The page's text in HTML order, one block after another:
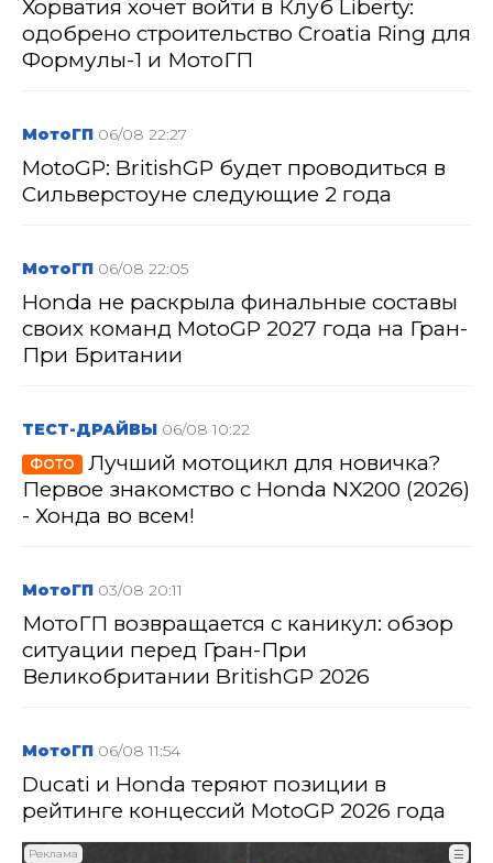
Хорватия хочет войти в Клуб Liberty:
одобрено строительство Croatia Ring для
Формулы-1 и МотоГП
МотоГП 06/08 22:27
MotoGP: BritishGP будет проводиться в
Сильверстоуне следующие 2 года
МотоГП 06/08 22:05
Honda не раскрыла финальные составы
своих команд MotoGP 2027 года на Гран-
При Британии
ТЕСТ-ДРАЙВЫ 06/08 10:22
ФОТО
Лучший мотоцикл для новичка?
Первое знакомство с Honda NX200 (2026)
- Хонда во всем!
МотоГП 03/08 20:11
МотоГП возвращается с каникул: обзор
ситуации перед Гран-При
Великобритании BritishGP 2026
МотоГП 06/08 11:54
Ducati и Honda теряют позиции в
рейтинге концессий MotoGP 2026 года
Реклама ☰